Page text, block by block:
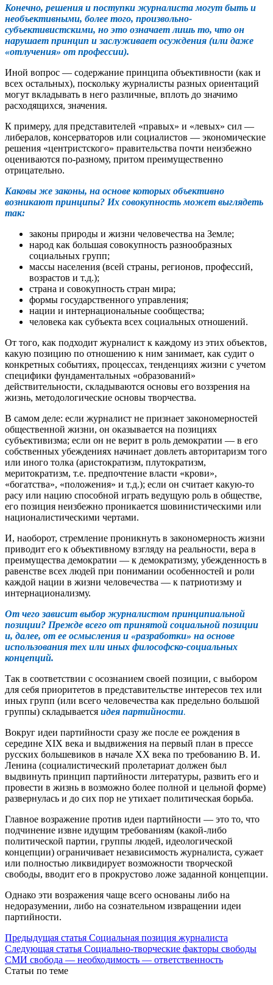
Конечно, решения и поступки журналиста могут быть и
необъективными, более того, произвольно-
субъективистскими, но это означает лишь то, что он
нарушает принцип и заслуживает осуждения (или даже
«отлучения» от профессии).
Иной вопрос — содержание принципа объективности (как и
всех остальных), поскольку журналисты разных ориентаций
могут вкладывать в него различные, вплоть до значимо
расходящихся, значения.
К примеру, для представителей «правых» и «левых» сил —
либералов, консерваторов или социалистов — экономические
решения «центристского» правительства почти неизбежно
оцениваются по-разному, притом преимущественно
отрицательно.
Каковы же законы, на основе которых объективно
возникают принципы? Их совокупность может выглядеть
так:
законы природы и жизни человечества на Земле;
народ как большая совокупность разнообразных
социальных групп;
массы населения (всей страны, регионов, профессий,
возрастов и т.д.);
страна и совокупность стран мира;
формы государственного управления;
нации и интернациональные сообщества;
человека как субъекта всех социальных отношений.
От того, как подходит журналист к каждому из этих объектов,
какую позицию по отношению к ним занимает, как судит о
конкретных событиях, процессах, тенденциях жизни с учетом
специфики фундаментальных «образований»
действительности, складываются основы его воззрения на
жизнь, методологические основы творчества.
В самом деле: если журналист не признает закономерностей
общественной жизни, он оказывается на позициях
субъективизма; если он не верит в роль демократии — в его
собственных убеждениях начинает довлеть авторитаризм того
или иного толка (аристократизм, плутократизм,
меритократизм, т.е. предпочтение власти «крови»,
«богатства», «положения» и т.д.); если он считает какую-то
расу или нацию способной играть ведущую роль в обществе,
его позиция неизбежно проникается шовинистическими или
националистическими чертами.
И, наоборот, стремление проникнуть в закономерность жизни
приводит его к объективному взгляду на реальности, вера в
преимущества демократии — к демократизму, убежденность в
равенстве всех людей при понимании особенностей и роли
каждой нации в жизни человечества — к патриотизму и
интернационализму.
От чего зависит выбор журналистом принципиальной
позиции? Прежде всего от принятой социальной позиции
и, далее, от ее осмысления и «разработки» на основе
использования тех или иных философско-социальных
концепций.
Так в соответствии с осознанием своей позиции, с выбором
для себя приоритетов в представительстве интересов тех или
иных групп (или всего человечества как предельно большой
группы) складывается идея партийности.
Вокруг идеи партийности сразу же после ее рождения в
середине XIX века и выдвижения на первый план в прессе
русских большевиков в начале XX века по требованию В. И.
Ленина (социалистический пролетариат должен был
выдвинуть принцип партийности литературы, развить его и
провести в жизнь в возможно более полной и цельной форме)
развернулась и до сих пор не утихает политическая борьба.
Главное возражение против идеи партийности — это то, что
подчинение извне идущим требованиям (какой-либо
политической партии, группы людей, идеологической
концепции) ограничивает независимость журналиста, сужает
или полностью ликвидирует возможности творческой
свободы, вводит его в прокрустово ложе заданной концепции.
Однако эти возражения чаще всего основаны либо на
недоразумении, либо на сознательном извращении идеи
партийности.
Предыдущая статья Социальная позиция журналиста
Следующая статья Социально-творческие факторы свободы
СМИ свобода — необходимость — ответственность
Статьи по теме